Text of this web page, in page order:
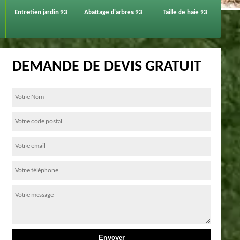
Entretien jardin 93 Abattage d'arbres 93 Taille de haie 93
DEMANDE DE DEVIS GRATUIT